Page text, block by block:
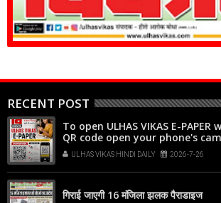
RECENT POST
To open ULHAS VIKAS E-
QR code open your phone's
Lens, point it at the code, and
popup that appears on your
ULHAS VIKAS HINDI DAILY 2026-7-26
गिराई जाएगी 16 मंजिला झलक पैराडाइज